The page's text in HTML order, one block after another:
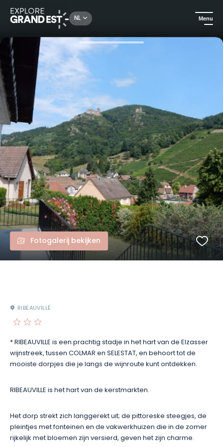
NL Menu
Kijk je ogen uit in de Grand Est Gîte Kientzler voor 2 tot 5 personen in Ribeauvillé, aan het begin van vele mooie wandel- en fietsroutes, in het hart van de kerstmarkten, met privéparkeerplaats en buitenruimte.
Fotogalerij bekijken
RIBEAUVILLÉ
* RIBEAUVILLE is een prachtig stadje in het hart van de Elzasser
wijnstreek, tussen COLMAR en SELESTAT, en behoort tot de
mooiste dorpjes die je langs de wijnroute kunt ontdekken.
RIBEAUVILLE is het hart van de kerstmarkten.
Het dorp strekt zich langgerekt uit; de pittoreske steegjes, de
pleintjes met fonteinen en de vakwerkhuizen die in de zomer
rijkelijk met bloemen zijn versierd, geven het zijn charme.